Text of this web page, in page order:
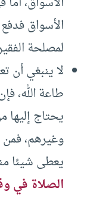
الأسواق
لمصلحة الفقير
لا ينبغي أن
طاعة الله،
يحتاج إليها
وغيرهم،
يعطى شيئا
الصلاة في